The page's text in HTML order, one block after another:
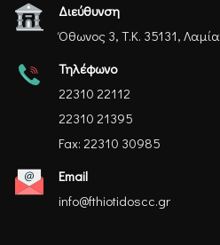
Διεύθυνση
Όθωνος 3, Τ.Κ. 35131, Λαμία
Τηλέφωνο
22310 22112
22310 21395
Fax: 22310 30985
Email
info@fthiotidoscc.gr